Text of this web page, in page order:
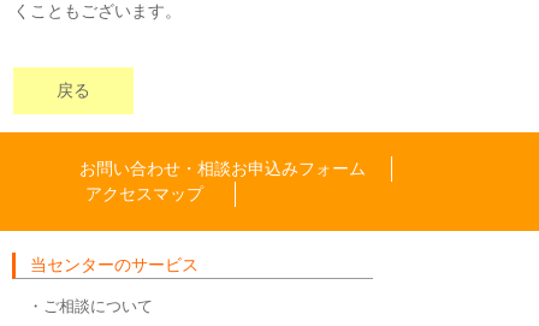
くこともございます。
戻る
お問い合わせ・相談お申込みフォーム
アクセスマップ
当センターのサービス
・ご相談について